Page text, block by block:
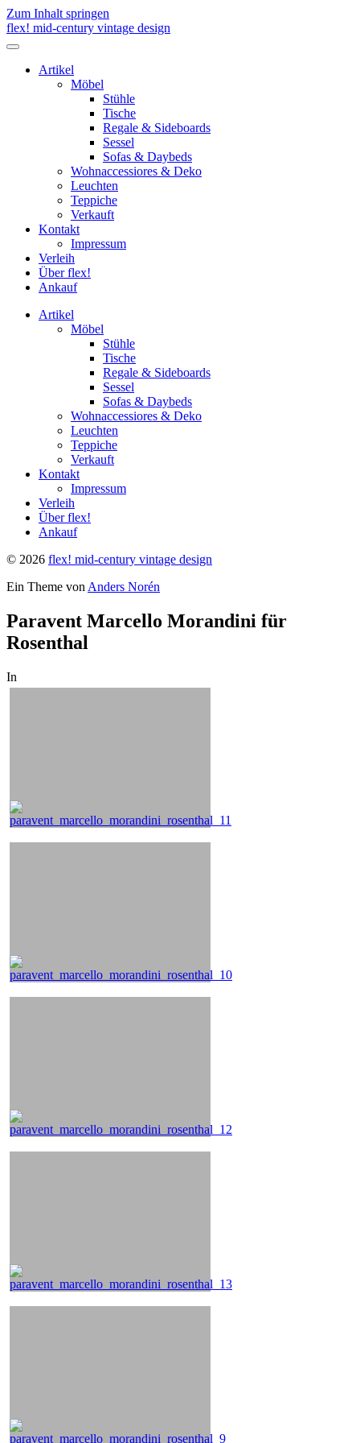
Zum Inhalt springen
flex! mid-century vintage design
Menü
umschalten
Artikel
Möbel
Stühle
Tische
Regale & Sideboards
Sessel
Sofas & Daybeds
Wohnaccessiores & Deko
Leuchten
Teppiche
Verkauft
Kontakt
Impressum
Verleih
Über flex!
Ankauf
Artikel
Möbel
Stühle
Tische
Regale & Sideboards
Sessel
Sofas & Daybeds
Wohnaccessiores & Deko
Leuchten
Teppiche
Verkauft
Kontakt
Impressum
Verleih
Über flex!
Ankauf
© 2026 flex! mid-century vintage design
Ein Theme von Anders Norén
Paravent Marcello Morandini für
Rosenthal
In